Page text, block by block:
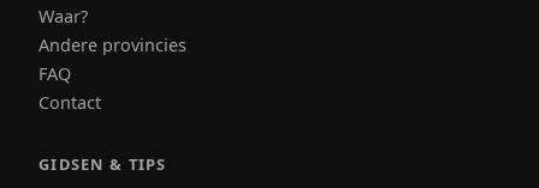
Waar?
Andere provincies
FAQ
Contact
GIDSEN & TIPS